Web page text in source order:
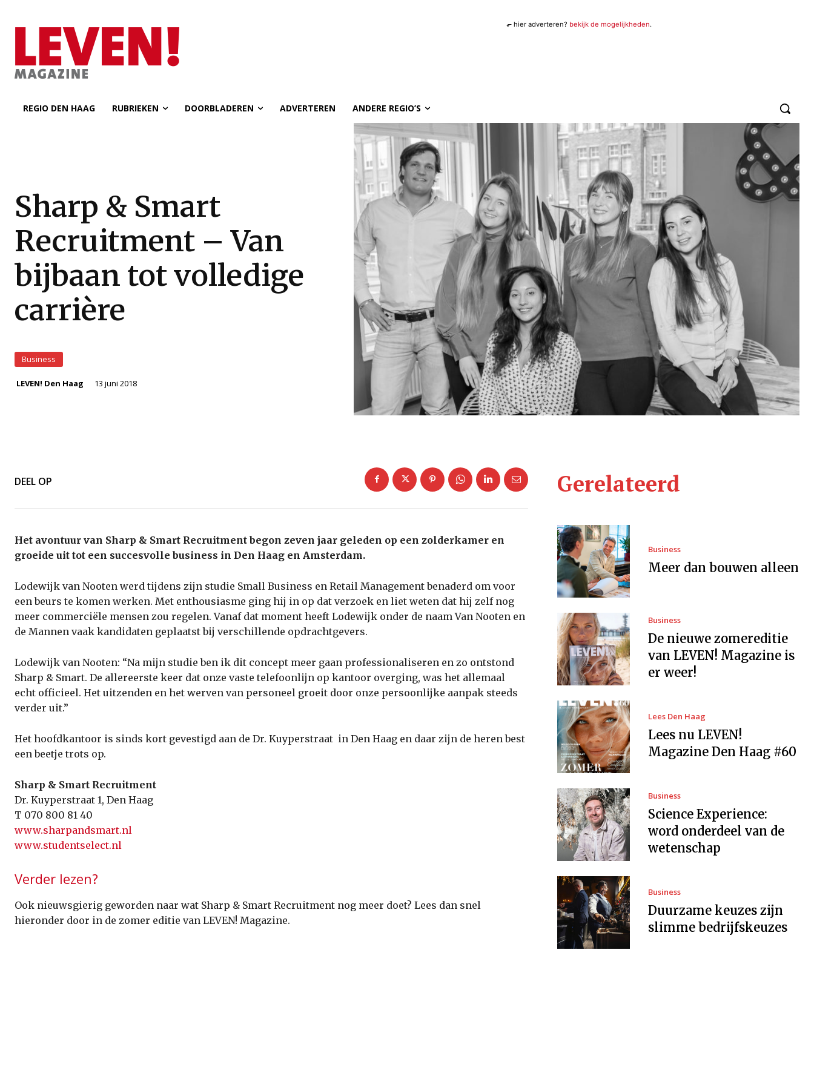
⬐ hier adverteren? bekijk de mogelijkheden.
REGIO DEN HAAG RUBRIEKEN DOORBLADEREN ADVERTEREN ANDERE REGIO’S
Sharp & Smart
Recruitment – Van
bijbaan tot volledige
carrière
Business
LEVEN! Den Haag 13 juni 2018
DEEL OP
Het avontuur van Sharp & Smart Recruitment begon zeven jaar geleden op een zolderkamer en
groeide uit tot een succesvolle business in Den Haag en Amsterdam.
Lodewijk van Nooten werd tijdens zijn studie Small Business en Retail Management benaderd om voor
een beurs te komen werken. Met enthousiasme ging hij in op dat verzoek en liet weten dat hij zelf nog
meer commerciële mensen zou regelen. Vanaf dat moment heeft Lodewijk onder de naam Van Nooten en
de Mannen vaak kandidaten geplaatst bij verschillende opdrachtgevers.
Lodewijk van Nooten: “Na mijn studie ben ik dit concept meer gaan professionaliseren en zo ontstond
Sharp & Smart. De allereerste keer dat onze vaste telefoonlijn op kantoor overging, was het allemaal
echt officieel. Het uitzenden en het werven van personeel groeit door onze persoonlijke aanpak steeds
verder uit.”
Het hoofdkantoor is sinds kort gevestigd aan de Dr. Kuyperstraat in Den Haag en daar zijn de heren best
een beetje trots op.
Sharp & Smart Recruitment
Dr. Kuyperstraat 1, Den Haag
T 070 800 81 40
www.sharpandsmart.nl
www.studentselect.nl
Verder lezen?
Ook nieuwsgierig geworden naar wat Sharp & Smart Recruitment nog meer doet? Lees dan snel
hieronder door in de zomer editie van LEVEN! Magazine.
Gerelateerd
Business
Meer dan bouwen alleen
Business
De nieuwe zomereditie
van LEVEN! Magazine is
er weer!
Lees Den Haag
Lees nu LEVEN!
Magazine Den Haag #60
Business
Science Experience:
word onderdeel van de
wetenschap
Business
Duurzame keuzes zijn
slimme bedrijfskeuzes